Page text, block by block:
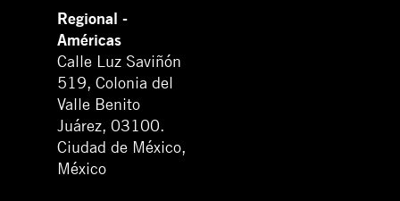
Regional -
Américas
Calle Luz Saviñón
519, Colonia del
Valle Benito
Juárez, 03100.
Ciudad de México,
México